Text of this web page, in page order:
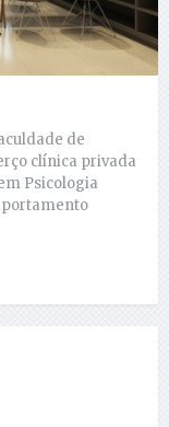
de
clínica privada
Psicologia